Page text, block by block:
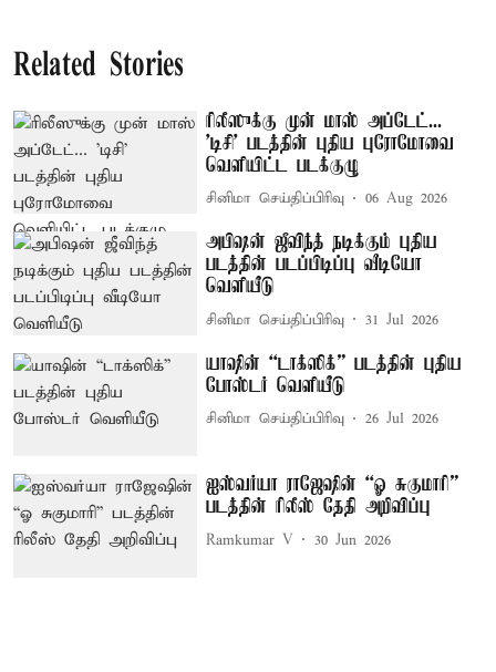
Related Stories
ரிலீஸுக்கு முன் மாஸ் அப்டேட்...
'டிசி' படத்தின் புதிய புரோமோவை
வெளியிட்ட படக்குழு
சினிமா செய்திப்பிரிவு 06 Aug 2026
அபிஷன் ஜீவிந்த் நடிக்கும் புதிய
படத்தின் படப்பிடிப்பு வீடியோ
வெளியீடு
சினிமா செய்திப்பிரிவு 31 Jul 2026
யாஷின் “டாக்ஸிக்” படத்தின் புதிய
போஸ்டர் வெளியீடு
சினிமா செய்திப்பிரிவு 26 Jul 2026
ஐஸ்வர்யா ராஜேஷின் “ஓ சுகுமாரி”
படத்தின் ரிலீஸ் தேதி அறிவிப்பு
Ramkumar V 30 Jun 2026